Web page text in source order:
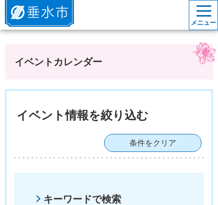
垂水市
メニュー
イベントカレンダー
イベント情報を絞り込む
条件をクリア
キーワードで検索